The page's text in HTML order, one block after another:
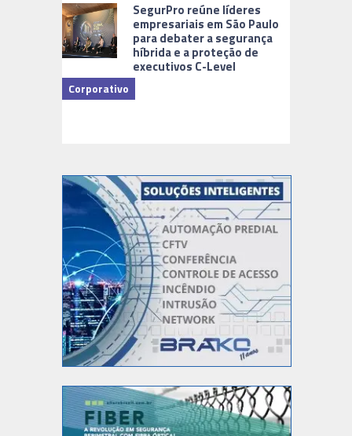
SegurPro reúne líderes
empresariais em São Paulo
para debater a segurança
híbrida e a proteção de
executivos C-Level
Corporativo